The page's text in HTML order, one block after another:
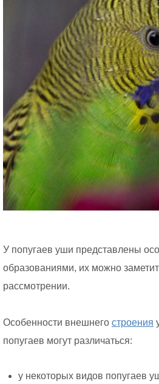
У попугаев уши представлены
образованиями, их можно
рассмотрении.
Особенности внешнего строения
попугаев могут различаться:
у некоторых видов попугаев